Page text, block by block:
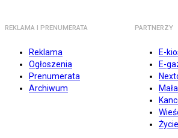
REKLAMA I PRENUMERATA
Reklama
Ogłoszenia
Prenumerata
Archiwum
PARTNERZY
E-
E-